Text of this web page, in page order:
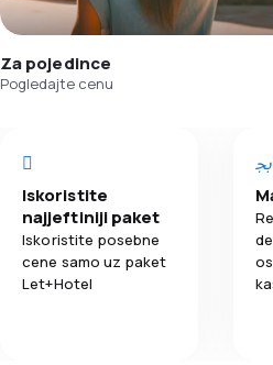
Za pojedince
Pogledajte cenu
Iskoristite
najjeftiniji paket
Iskoristite posebne
cene samo uz paket
Let+Hotel